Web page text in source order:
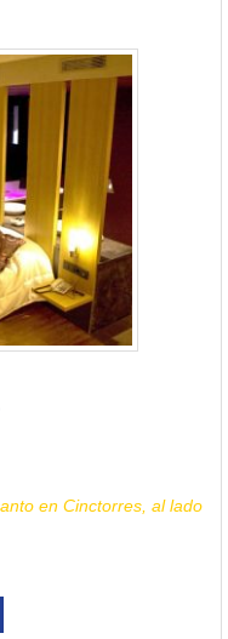
en Cinctorres, al lado